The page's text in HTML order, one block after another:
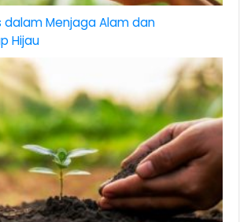
dalam Menjaga Alam dan
Hijau